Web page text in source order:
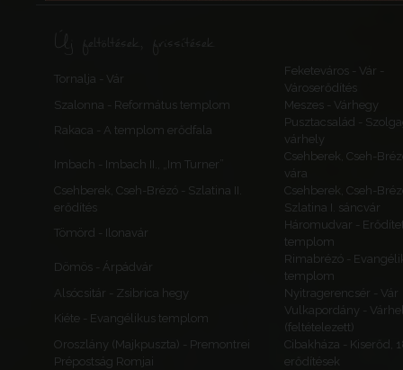
Új feltöltések, frissítések
Tornalja - Vár
Feketeváros - Vár -
Városerődítés
Szalonna - Református templom
Meszes - Várhegy
Rakaca - A templom erődfala
Pusztacsalád -
várhely
Imbach - Imbach II., „Im Turner”
Csehberek, Cseh-
vára
Csehberek, Cseh-Brézó - Szlatina II.
erődítés
Csehberek, Cseh-
Szlatina I. sáncvár
Tömörd - Ilonavár
Háromudvar -
templom
Dömös - Árpádvár
Rimabrézó -
templom
Alsócsitár - Zsibrica hegy
Nyitragerencsér - Vár
Kiéte - Evangélikus templom
Vulkapordány -
(feltételezett)
Oroszlány (Majkpuszta) - Premontrei
Prépostság Romjai
Cibakháza - Kiserőd,
erődítések